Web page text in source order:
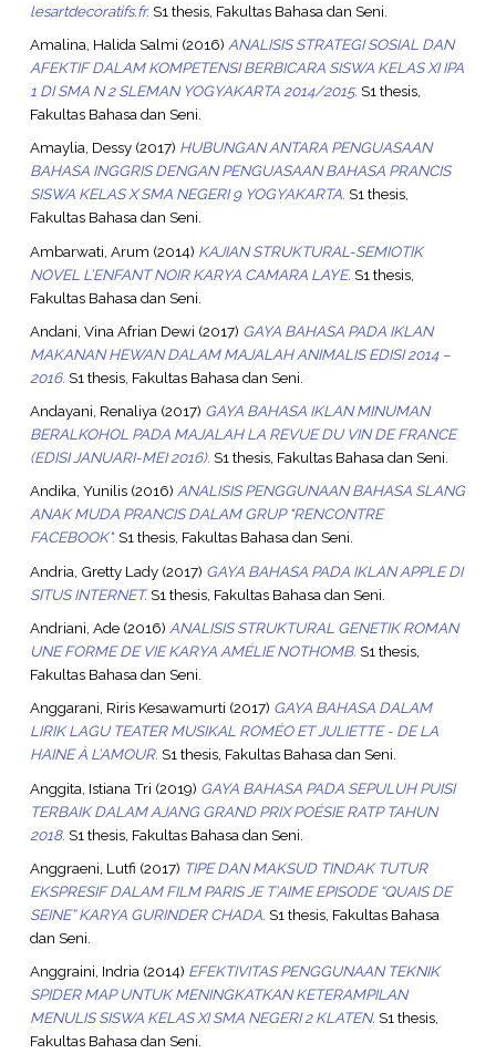
lesartdecoratifs.fr. S1 thesis, Fakultas Bahasa dan Seni.
Amalina, Halida Salmi (2016) ANALISIS STRATEGI SOSIAL DAN
AFEKTIF DALAM KOMPETENSI BERBICARA SISWA KELAS XI IPA
1 DI SMA N 2 SLEMAN YOGYAKARTA 2014/2015. S1 thesis,
Fakultas Bahasa dan Seni.
Amaylia, Dessy(2017) HUBUNGAN ANTARA PENGUASAAN
BAHASA INGGRIS DENGAN PENGUASAAN BAHASA PRANCIS
SISWA KELAS X SMA NEGERI 9 YOGYAKARTA. S1 thesis,
Fakultas Bahasa dan Seni.
Ambarwati, Arum (2014) KAJIAN STRUKTURAL-SEMIOTIK
NOVEL L’ENFANT NOIR KARYA CAMARA LAYE. S1 thesis,
Fakultas Bahasa dan Seni.
Andani, Vina Afrian Dewi (2017) GAYA BAHASA PADA IKLAN
MAKANAN HEWAN DALAM MAJALAH ANIMALIS EDISI 2014 –
2016. S1 thesis, Fakultas Bahasa dan Seni.
Andayani, Renaliya (2017) GAYA BAHASA IKLAN MINUMAN
BERALKOHOL PADA MAJALAH LA REVUE DU VIN DE FRANCE
(EDISI JANUARI-MEI 2016). S1 thesis, Fakultas Bahasa dan Seni.
Andika, Yunilis(2016) ANALISIS PENGGUNAAN BAHASA SLANG
ANAK MUDA PRANCIS DALAM GRUP "RENCONTRE
FACEBOOK".S1 thesis, Fakultas Bahasa dan Seni.
Andria, Gretty Lady(2017) GAYA BAHASA PADA IKLAN APPLE DI
SITUS INTERNET.S1 thesis, Fakultas Bahasa dan Seni.
Andriani, Ade(2016) ANALISIS STRUKTURAL GENETIK ROMAN
UNE FORME DE VIE KARYA AMÉLIE NOTHOMB. S1 thesis,
Fakultas Bahasa dan Seni.
Anggarani, Riris Kesawamurti (2017) GAYA BAHASA DALAM
LIRIK LAGU TEATER MUSIKAL ROMÉO ET JULIETTE - DE LA
HAINE À L’AMOUR. S1 thesis, Fakultas Bahasa dan Seni.
Anggita, Istiana Tri (2019) GAYA BAHASA PADA SEPULUH PUISI
TERBAIK DALAM AJANG GRAND PRIX POÉSIE RATP TAHUN
2018. S1 thesis, Fakultas Bahasa dan Seni.
Anggraeni, Lutfi (2017) TIPE DAN MAKSUD TINDAK TUTUR
EKSPRESIF DALAM FILM PARIS JE T’AIME EPISODE “QUAIS DE
SEINE” KARYA GURINDER CHADA. S1 thesis, Fakultas Bahasa
dan Seni.
Anggraini, Indria(2014) EFEKTIVITAS PENGGUNAAN TEKNIK
SPIDER MAP UNTUK MENINGKATKAN KETERAMPILAN
MENULIS SISWA KELAS XI SMA NEGERI 2 KLATEN. S1 thesis,
Fakultas Bahasa dan Seni.